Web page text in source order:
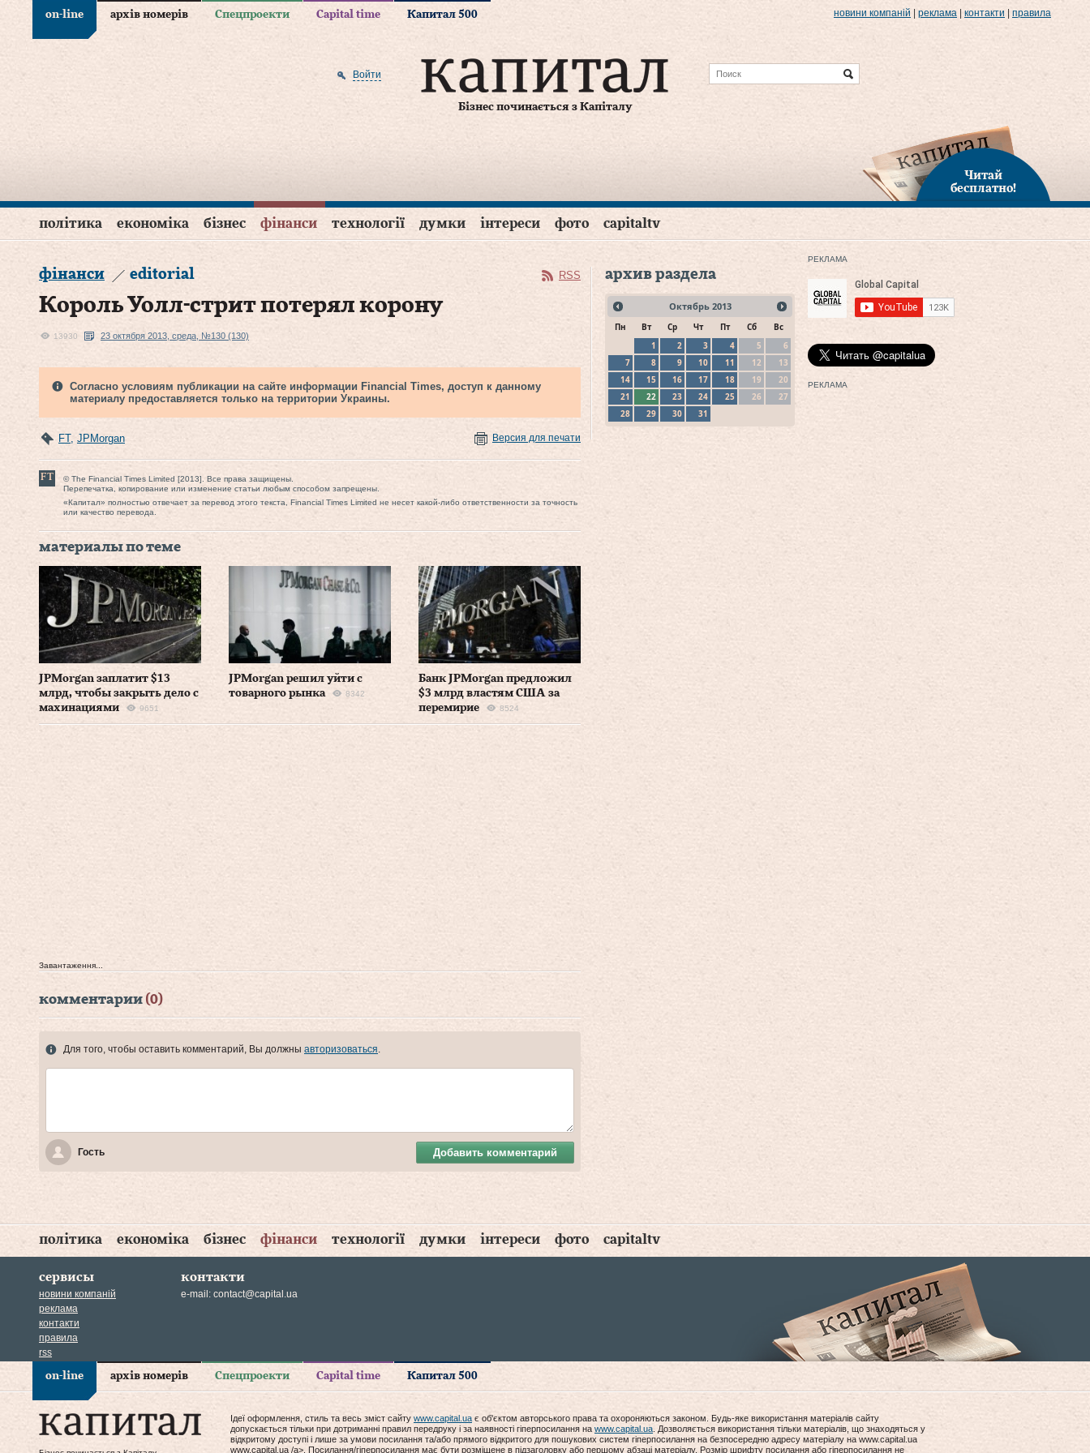
on-line архів номерів Спецпроекти Capital time Капитал 500 новини компаній реклама контакти правила
Бізнес починається з Капіталу
Войти
Читай
бесплатно!
політика економіка бізнес фінанси технології думки інтереси фото capitaltv
фінанси editorial RSS
Король Уолл-стрит потерял корону
13930 23 октября 2013, среда, №130 (130)
Согласно условиям публикации на сайте информации Financial Times, доступ к данному
материалу предоставляется только на территории Украины.
FT, JPMorgan Версия для печати
© The Financial Times Limited [2013]. Все права защищены.
Перепечатка, копирование или изменение статьи любым способом запрещены.
«Капитал» полностью отвечает за перевод этого текста, Financial Times Limited не несет какой-либо ответственности за точность
или качество перевода.
материалы по теме
JPMorgan заплатит $13
млрд, чтобы закрыть дело с
махинациями
9651
JPMorgan решил уйти с
товарного рынка
8342
Банк JPMorgan предложил
$3 млрд властям США за
перемирие
8524
Завантаження...
комментарии (0)
Для того, чтобы оставить комментарий, Вы должны авторизоваться.
Гость Добавить комментарий
архив раздела
Октябрь 2013
Пн Вт Ср Чт Пт Сб
Вс
1
2 3 4 5
6
7
8 9 10 11 12
13
14
15 16 17 18 19
20
21
22 23 24 25 26
27
28
29 30 31
РЕКЛАМА
РЕКЛАМА
політика економіка бізнес фінанси технології думки інтереси фото capitaltv
сервисы
новини компаній
реклама
контакти
правила
rss
контакти
e-mail: contact@capital.ua
on-line архів номерів Спецпроекти Capital time Капитал 500
Ідеї оформлення, стиль та весь зміст сайту www.capital.ua є об'єктом авторського права та охороняються законом. Будь-яке використання матеріалів сайту
допускається тільки при дотриманні правил передруку і за наявності гіперпосилання на www.capital.ua . Дозволяється використання тільки матеріалів, що знаходяться у
відкритому доступі і лише за умови посилання та/або прямого відкритого для пошукових систем гіперпосилання на безпосередню адресу матеріалу на www.capital.ua
www.capital.ua /a>. Посилання/гіперпосилання має бути розміщене в підзаголовку або першому абзаці матеріалу. Розмір шрифту посилання або гіперпосилання не